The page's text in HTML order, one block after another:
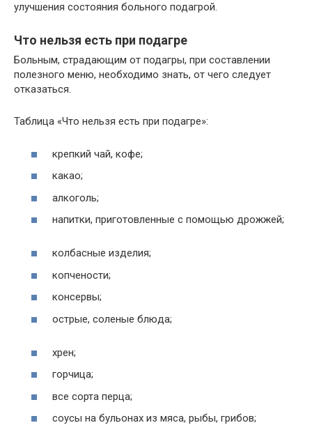
улучшения состояния больного подагрой.
Что нельзя есть при подагре
Больным, страдающим от подагры, при составлении
полезного меню, необходимо знать, от чего следует
отказаться.
Таблица «Что нельзя есть при подагре»:
крепкий чай, кофе;
какао;
алкоголь;
напитки, приготовленные с помощью дрожжей;
колбасные изделия;
копчености;
консервы;
острые, соленые блюда;
хрен;
горчица;
все сорта перца;
соусы на бульонах из мяса, рыбы, грибов;